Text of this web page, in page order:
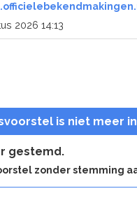
2026 14:13
is niet meer
gestemd.
zonder stemming